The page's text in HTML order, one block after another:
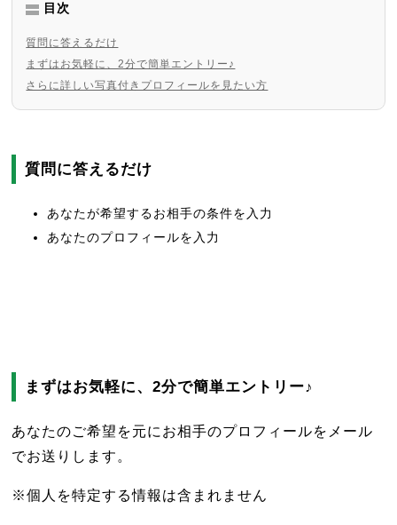
目次
質問に答えるだけ
まずはお気軽に、2分で簡単エントリー♪
さらに詳しい写真付きプロフィールを見たい方
質問に答えるだけ
あなたが希望するお相手の条件を入力
あなたのプロフィールを入力
まずはお気軽に、2分で簡単エントリー♪
あなたのご希望を元にお相手のプロフィールをメール
でお送りします。
※個人を特定する情報は含まれません